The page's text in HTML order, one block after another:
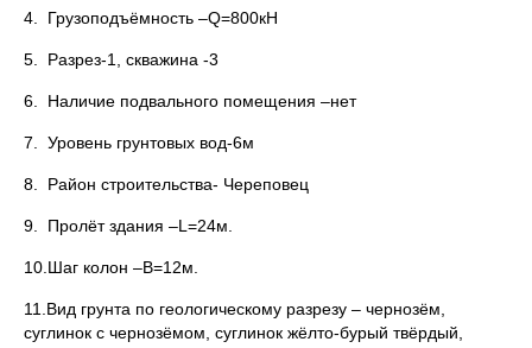
4. Грузоподъёмность –Q=800кН
5. Разрез-1, скважина -3
6. Наличие подвального помещения –нет
7. Уровень грунтовых вод-6м
8. Район строительства- Череповец
9. Пролёт здания –L=24м.
10.Шаг колон –В=12м.
11.Вид грунта по геологическому разрезу – чернозём,
суглинок с чернозёмом, суглинок жёлто-бурый твёрдый,